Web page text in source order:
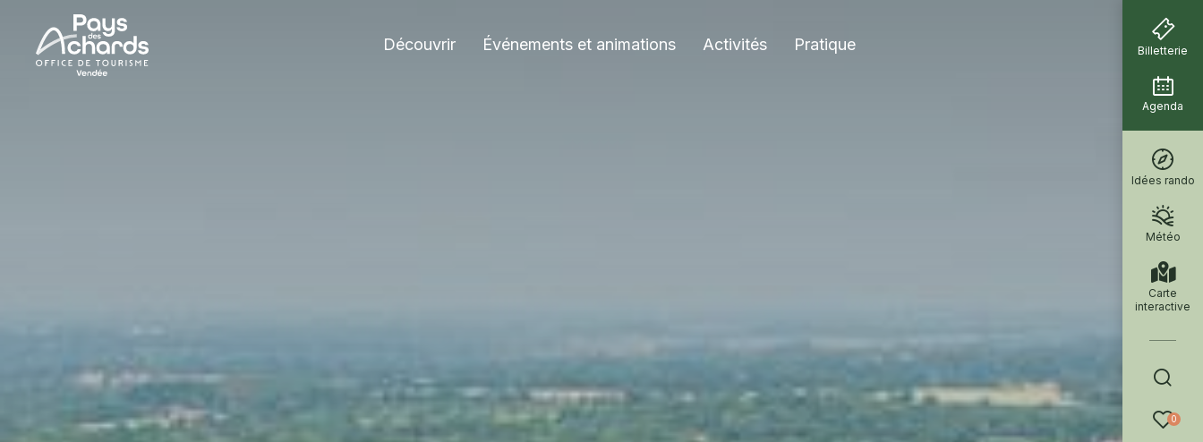
Billetterie
Agenda
Idées rando
Météo
Carte
interactive
recherche
0
Office
de
Tourisme
Découvrir Événements et animations Activités Pratique